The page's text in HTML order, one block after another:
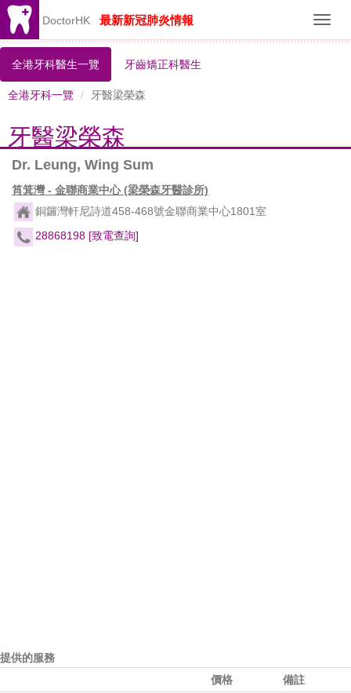
DoctorHK 最新新冠肺炎情報
全港牙科醫生一覽 牙齒矯正科醫生
全港牙科一覽 牙醫梁榮森
牙醫梁榮森
Dr. Leung, Wing Sum
筲箕灣 - 金聯商業中心 (梁榮森牙醫診所)
銅鑼灣軒尼詩道458-468號金聯商業中心1801室
28868198 [致電查詢]
提供的服務
價格
備註